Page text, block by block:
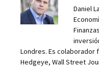
Daniel
Londres. Es colaborador
Hedgeye, Wall Street